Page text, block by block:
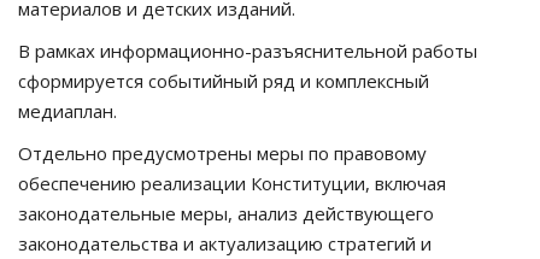
материалов и детских изданий.
В рамках информационно-разъяснительной работы
сформируется событийный ряд и комплексный
медиаплан.
Отдельно предусмотрены меры по правовому
обеспечению реализации Конституции, включая
законодательные меры, анализ действующего
законодательства и актуализацию стратегий и